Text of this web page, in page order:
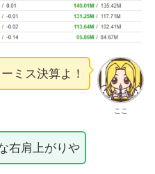
ここ
ミス決算よ！
右肩上がりや